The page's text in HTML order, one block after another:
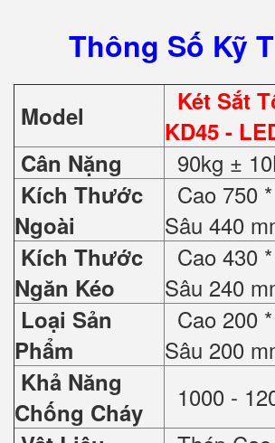
Thông Số Kỹ
Model
Két Sắt
KD45 -
Cân Nặng
90kg ±
Kích Thước
Ngoài
Cao 750
Sâu 440
Kích Thước
Ngăn Kéo
Cao 430
Sâu 240
Loại Sản
Phẩm
Cao 200
Sâu 200
Khả Năng
Chống Cháy
1000 -